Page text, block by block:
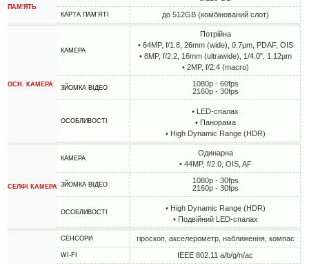
ПАМ'ЯТЬ
КАРТА ПАМ'ЯТІ до 512GB (комбінований слот)
ОСН. КАМЕРА
КАМЕРА
Потрійна
• 64MP, f/1.8, 26mm (wide), 0.7µm, PDAF, OIS
• 8MP, f/2.2, 16mm (ultrawide), 1/4.0", 1.12µm
• 2MP, f/2.4 (macro)
ЗЙОМКА ВІДЕО
1080p - 60fps
2160p - 30fps
ОСОБЛИВОСТІ
• LED-спалах
• Панорама
• High Dynamic Range (HDR)
СЕЛФІ КАМЕРА
КАМЕРА
Одинарна
• 44MP, f/2.0, OIS, AF
ЗЙОМКА ВІДЕО
1080p - 30fps
2160p - 30fps
ОСОБЛИВОСТІ
• High Dynamic Range (HDR)
• Подвійний LED-спалах
СЕНСОРИ гіроскоп, акселерометр, наближення, компас
WI-FI IEEE 802.11 a/b/g/n/ac